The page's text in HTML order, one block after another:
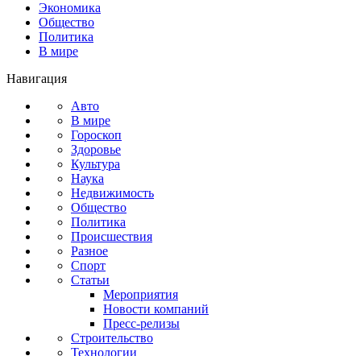
Экономика
Общество
Политика
В мире
Навигация
Авто
В мире
Гороскоп
Здоровье
Культура
Наука
Недвижимость
Общество
Политика
Происшествия
Разное
Спорт
Статьи
Мероприятия
Новости компаний
Пресс-релизы
Строительство
Технологии